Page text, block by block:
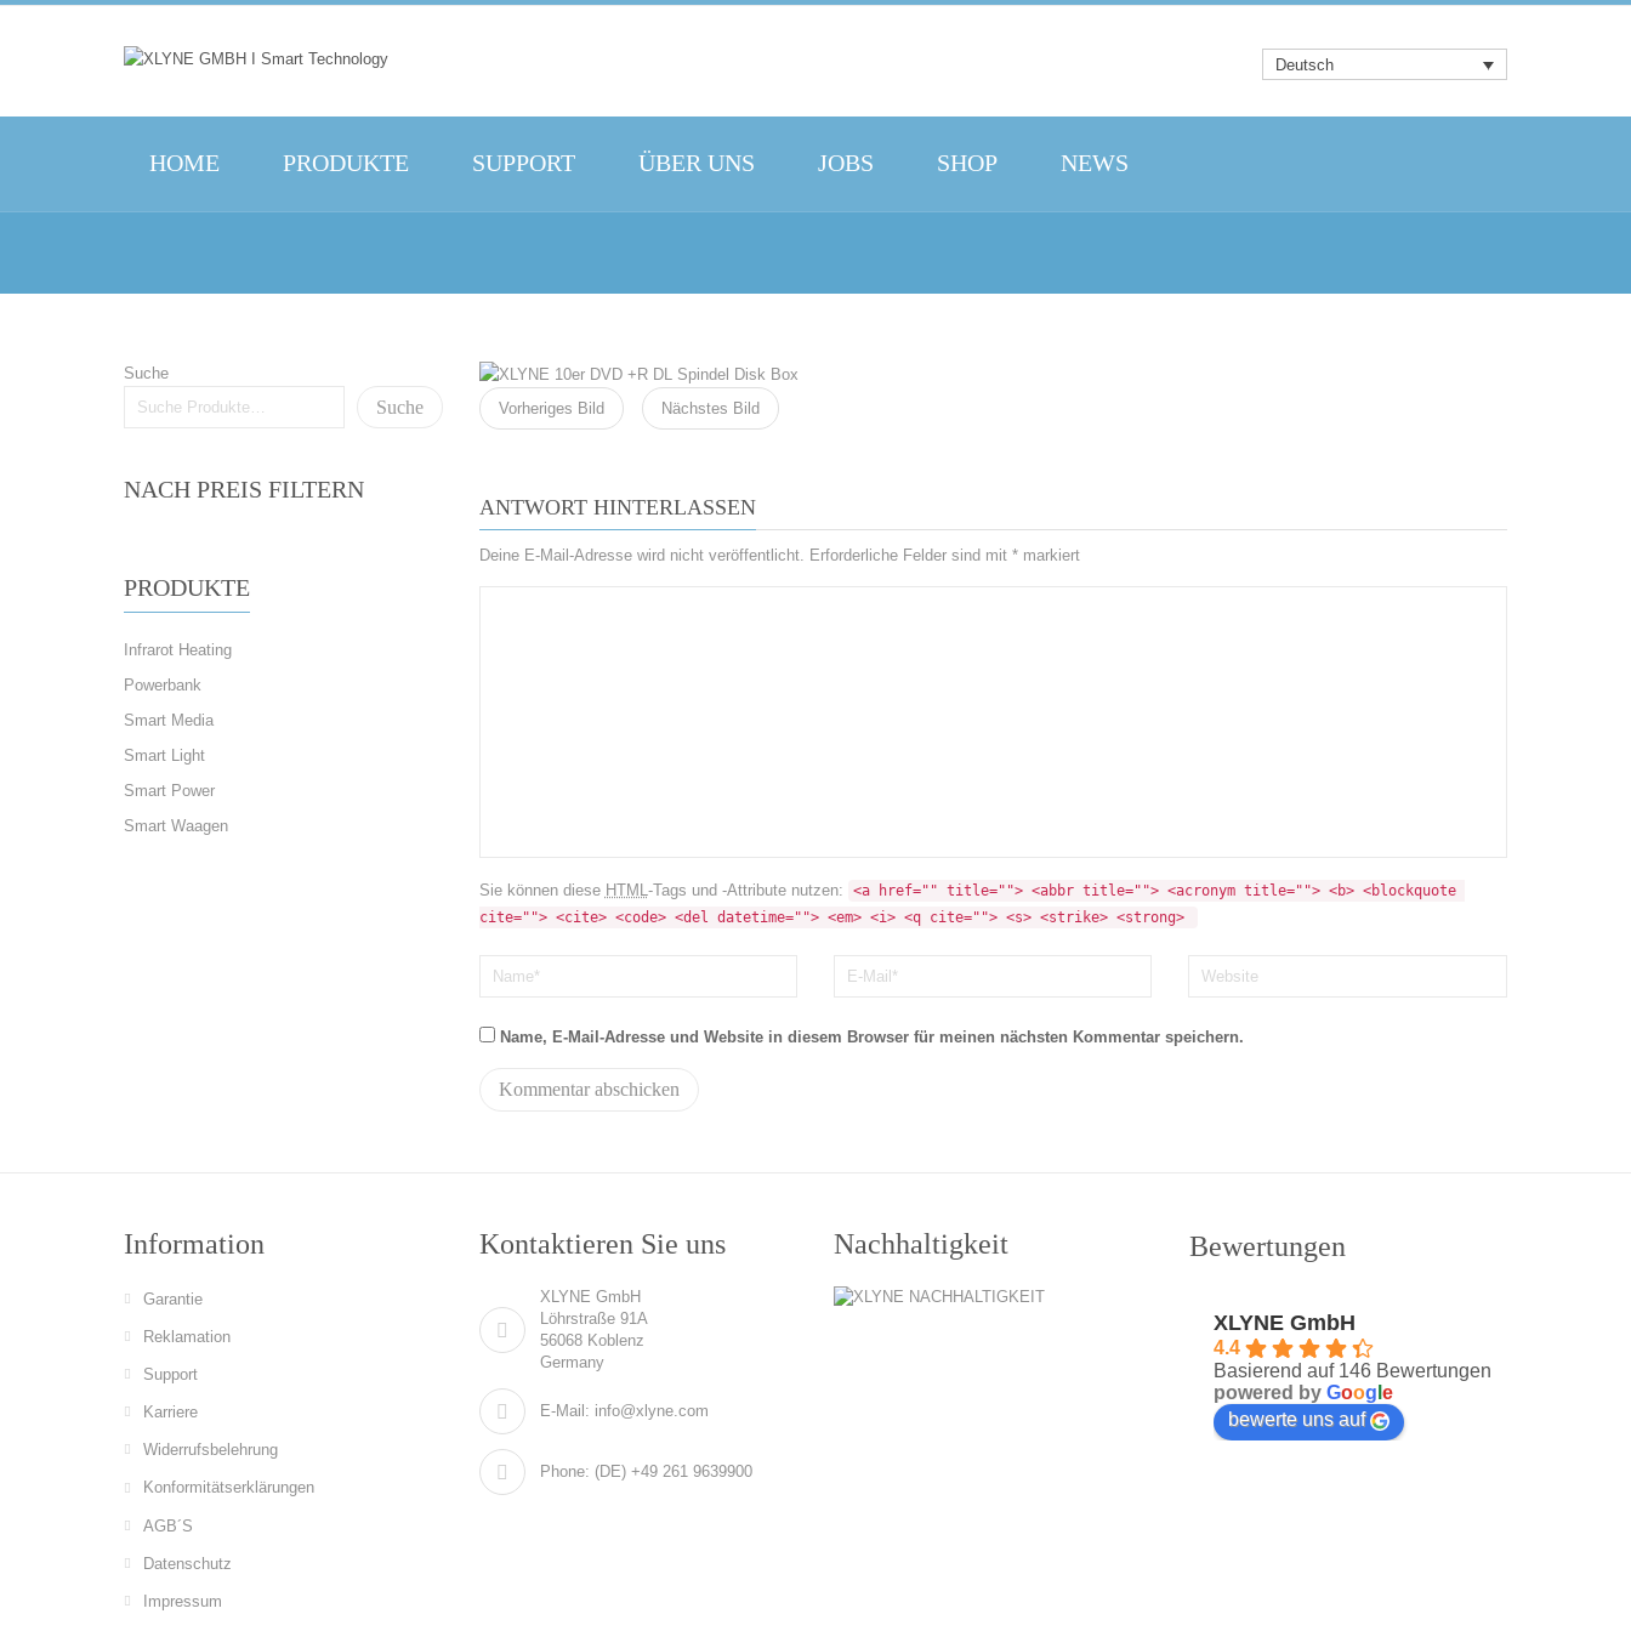
Deutsch
HOME PRODUKTE SUPPORT ÜBER UNS JOBS SHOP NEWS
Suche
Suche
NACH PREIS FILTERN
PRODUKTE
Infrarot Heating
Powerbank
Smart Media
Smart Light
Smart Power
Smart Waagen
Vorheriges Bild Nächstes Bild
ANTWORT HINTERLASSEN
Deine E-Mail-Adresse wird nicht veröffentlicht. Erforderliche Felder sind mit *markiert
Sie können diese HTML-Tags und -Attribute nutzen:
<a href="" title=""> <abbr title=""> <acronym title=""> <b> <blockquote
cite=""> <cite> <code> <del datetime=""> <em> <i> <q cite=""> <s> <strike> <strong>
Name, E-Mail-Adresse und Website in diesem Browser für meinen nächsten Kommentar speichern.
Information
Garantie
Reklamation
Support
Karriere
Widerrufsbelehrung
Konformitätserklärungen
AGB´S
Datenschutz
Impressum
Kontaktieren Sie uns
XLYNE GmbH
Löhrstraße 91A
56068 Koblenz
Germany
E-Mail: info@xlyne.com
Phone: (DE) +49 261 9639900
Nachhaltigkeit Bewertungen
XLYNE GmbH
4.4
Basierend auf 146 Bewertungen
powered by Goog e
bewerte uns auf